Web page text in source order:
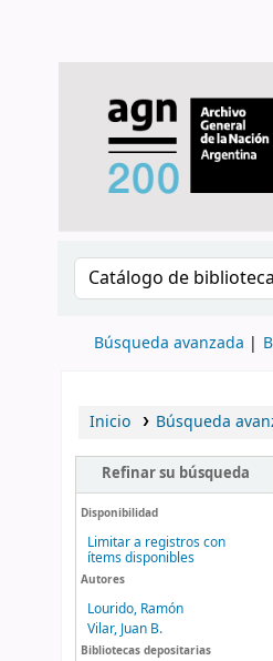
Buscar en el catálogo
Búsqueda avanzada
Inicio Búsqueda
Refinar su búsqueda
Disponibilidad
Limitar a registros con
ítems disponibles
Autores
Lourido, Ramón
Vilar, Juan B.
Bibliotecas depositarias